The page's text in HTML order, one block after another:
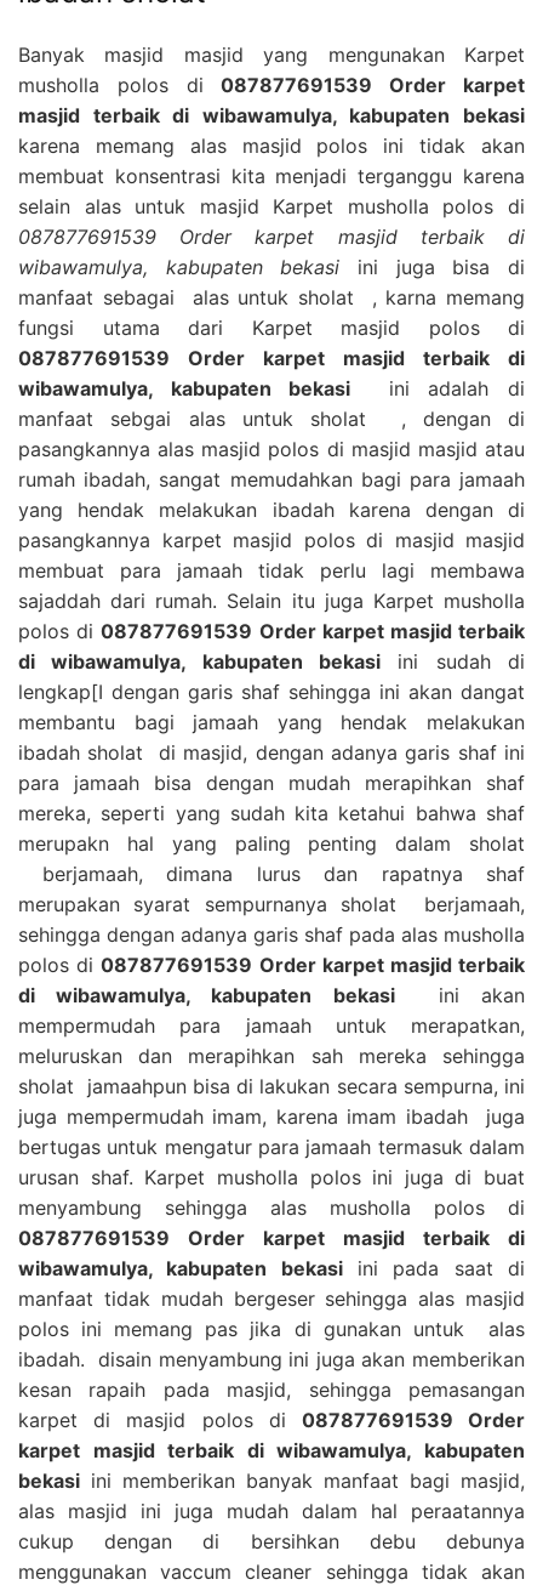
Banyak masjid masjid yang mengunakan Karpet
musholla polos di087877691539 Order karpet
masjid terbaik di wibawamulya, kabupaten bekasi
karena memang alas masjid polos ini tidak akan
membuat konsentrasi kita menjadi terganggu karena
selain alas untuk masjid Karpet musholla polos di
087877691539 Order karpet masjid terbaik di
wibawamulya, kabupaten bekasi ini juga bisa di
manfaat sebagai alas untuk sholat , karna memang
fungsi utama dari Karpet masjid polos di
087877691539 Order karpet masjid terbaik di
wibawamulya, kabupaten bekasi ini adalah di
manfaat sebgai alas untuk sholat , dengan di
pasangkannya alas masjid polos di masjid masjid atau
rumah ibadah, sangat memudahkan bagi para jamaah
yang hendak melakukan ibadah karena dengan di
pasangkannya karpet masjid polos di masjid masjid
membuat para jamaah tidak perlu lagi membawa
sajaddah dari rumah. Selain itu juga Karpet musholla
polos di087877691539 Order karpet masjid terbaik
di wibawamulya, kabupaten bekasi ini sudah di
lengkap[I dengan garis shaf sehingga ini akan dangat
membantu bagi jamaah yang hendak melakukan
ibadah sholat di masjid, dengan adanya garis shaf ini
para jamaah bisa dengan mudah merapihkan shaf
mereka, seperti yang sudah kita ketahui bahwa shaf
merupakn hal yang paling penting dalam sholat
berjamaah, dimana lurus dan rapatnya shaf
merupakan syarat sempurnanya sholat berjamaah,
sehingga dengan adanya garis shaf pada alas musholla
polos di087877691539 Order karpet masjid terbaik
di wibawamulya, kabupaten bekasiini akan
mempermudah para jamaah untuk merapatkan,
meluruskan dan merapihkan sah mereka sehingga
sholat jamaahpun bisa di lakukan secara sempurna, ini
juga mempermudah imam, karena imam ibadah juga
bertugas untuk mengatur para jamaah termasuk dalam
urusan shaf. Karpet musholla polos ini juga di buat
menyambung sehingga alas musholla polos di
087877691539 Order karpet masjid terbaik di
wibawamulya, kabupaten bekasiini pada saat di
manfaat tidak mudah bergeser sehingga alas masjid
polos ini memang pas jika di gunakan untuk alas
ibadah. disain menyambung ini juga akan memberikan
kesan rapaih pada masjid, sehingga pemasangan
karpet di masjid polos di 087877691539 Order
karpet masjid terbaik di wibawamulya, kabupaten
bekasi ini memberikan banyak manfaat bagi masjid,
alas masjid ini juga mudah dalam hal peraatannya
cukup dengan di bersihkan debu debunya
menggunakan vaccum cleaner sehingga tidak akan